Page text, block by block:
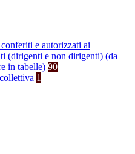
e autorizzati ai
(dirigenti e non dirigenti) (da
in tabelle) 90
1